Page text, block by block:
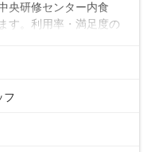
央研修センター内食
す。利用率・満足度の
社後、あなたには調理
のルールを把握してく
理方法は、給食等の
を手がけていく集団調
フ